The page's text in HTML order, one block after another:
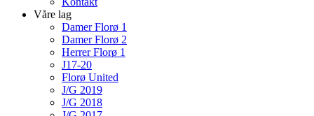
Våre lag
Damer Florø 1
Damer Florø 2
Herrer Florø 1
J17-20
Florø United
J/G 2019
J/G 2018